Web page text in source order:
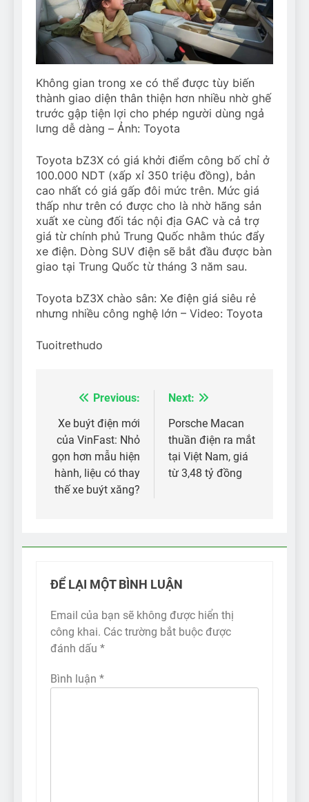
Không gian trong xe có thể được tùy biến
thành giao diện thân thiện hơn nhiều nhờ ghế
trước gập tiện lợi cho phép người dùng ngả
lưng dễ dàng – Ảnh: Toyota
Toyota bZ3X có giá khởi điểm công bố chỉ ở
100.000 NDT (xấp xỉ 350 triệu đồng), bản
cao nhất có giá gấp đôi mức trên. Mức giá
thấp như trên có được cho là nhờ hãng sản
xuất xe cùng đối tác nội địa GAC và cả trợ
giá từ chính phủ Trung Quốc nhằm thúc đẩy
xe điện. Dòng SUV điện sẽ bắt đầu được bàn
giao tại Trung Quốc từ tháng 3 năm sau.
Toyota bZ3X chào sân: Xe điện giá siêu rẻ
nhưng nhiều công nghệ lớn – Video: Toyota
Tuoitrethudo
Điều
hướng
bài
viết
Previous:
Xe buýt điện mới
của VinFast: Nhỏ
gọn hơn mẫu hiện
hành, liệu có thay
thế xe buýt xăng?
Next:
Porsche Macan
thuần điện ra mắt
tại Việt Nam, giá
từ 3,48 tỷ đồng
ĐỂ LẠI MỘT BÌNH LUẬN
Email của bạn sẽ không được hiển thị
công khai. Các trường bắt buộc được
đánh dấu *
Bình luận *